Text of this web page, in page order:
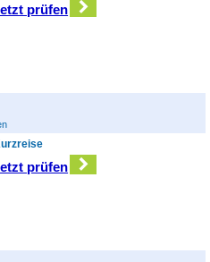
prüfen
prüfen